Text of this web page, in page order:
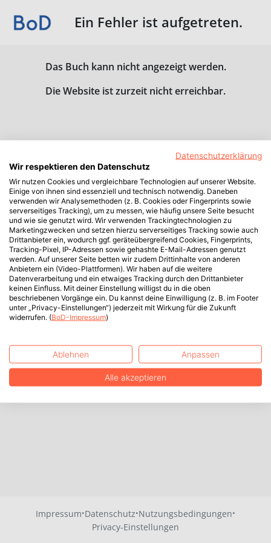
Ein Fehler ist aufgetreten.
Das Buch kann nicht angezeigt werden.
Die Website ist zurzeit nicht erreichbar.
Impressum·Datenschutz·Nutzungsbedingungen·
Privacy-Einstellungen
Datenschutzerklärung
Wir respektieren den Datenschutz
Wir nutzen Cookies und vergleichbare Technologien auf unserer Website.
Einige von ihnen sind essenziell und technisch notwendig. Daneben
verwenden wir Analysemethoden (z. B. Cookies oder Fingerprints sowie
serverseitiges Tracking), um zu messen, wie häufig unsere Seite besucht
und wie sie genutzt wird. Wir verwenden Trackingtechnologien zu
Marketingzwecken und setzen hierzu serverseitiges Tracking sowie auch
Drittanbieter ein, wodurch ggf. geräteübergreifend Cookies, Fingerprints,
Tracking-Pixel, IP-Adressen sowie gehashte E-Mail-Adressen genutzt
werden. Auf unserer Seite betten wir zudem Drittinhalte von anderen
Anbietern ein (Video-Plattformen). Wir haben auf die weitere
Datenverarbeitung und ein etwaiges Tracking durch den Drittanbieter
keinen Einfluss. Mit deiner Einstellung willigst du in die oben
beschriebenen Vorgänge ein. Du kannst deine Einwilligung (z. B. im Footer
unter „Privacy-Einstellungen“) jederzeit mit Wirkung für die Zukunft
widerrufen. (BoD-Impressum)
Ablehnen Anpassen
Alle akzeptieren